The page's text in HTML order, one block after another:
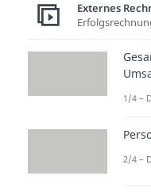
Externes
1/4 –
2/4 –